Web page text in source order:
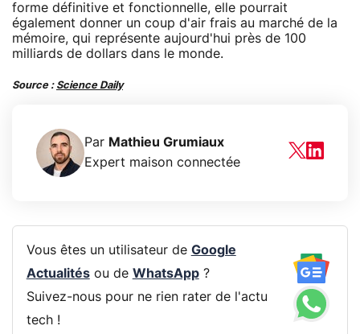
forme définitive et fonctionnelle, elle pourrait
également donner un coup d'air frais au marché de la
mémoire, qui représente aujourd'hui près de 100
milliards de dollars dans le monde.
Source : Science Daily
Par Mathieu Grumiaux
Expert maison connectée
Vous êtes un utilisateur de Google
Actualitésou de WhatsApp?
Suivez-nous pour ne rien rater de l'actu
tech !